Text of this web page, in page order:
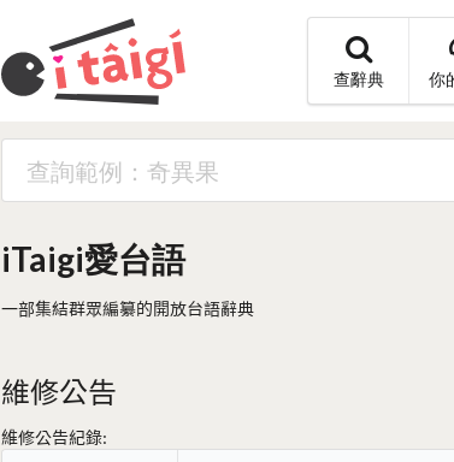
查辭典 你
iTaigi愛台語
一部集結群眾編纂的開放台語辭典
維修公告
維修公告紀錄: